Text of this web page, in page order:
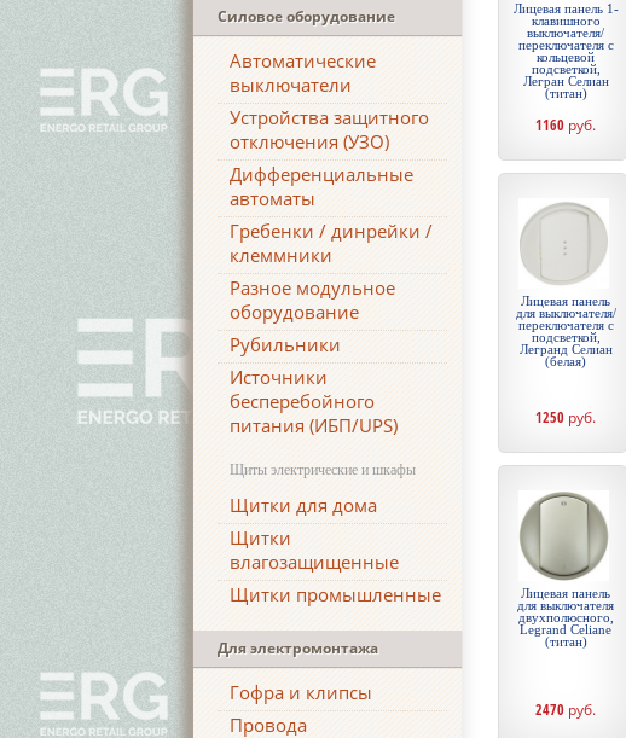
Силовое оборудование
Автоматические
выключатели
Устройства защитного
отключения (УЗО)
Дифференциальные
автоматы
Гребенки / динрейки /
клеммники
Разное модульное
оборудование
Рубильники
Источники
бесперебойного
питания (ИБП/UPS)
Щиты электрические и шкафы
Щитки для дома
Щитки
влагозащищенные
Щитки промышленные
Для электромонтажа
Гофра и клипсы
Провода
Лицевая панель 1-
клавишного
выключателя/
переключателя с
кольцевой
подсветкой,
Легран Селиан
(титан)
1160 руб.
Лицевая панель
для выключателя/
переключателя с
подсветкой,
Легранд Селиан
(белая)
1250 руб.
Лицевая панель
для выключателя
двухполюсного,
Legrand Celiane
(титан)
2470 руб.